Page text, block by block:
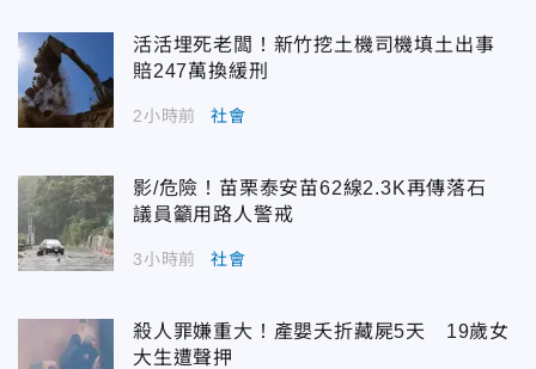
活活埋死老闆！新竹挖土機司機填土出事
賠247萬換緩刑
2小時前 社會
影/危險！苗栗泰安苗62線2.3K再傳落石
議員籲用路人警戒
3小時前 社會
殺人罪嫌重大！產嬰夭折藏屍5天 19歲女
大生遭聲押